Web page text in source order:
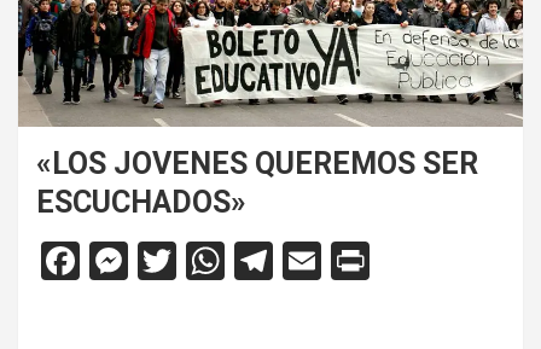
«LOS JOVENES QUEREMOS SER
ESCUCHADOS»
F
M T
W T
E